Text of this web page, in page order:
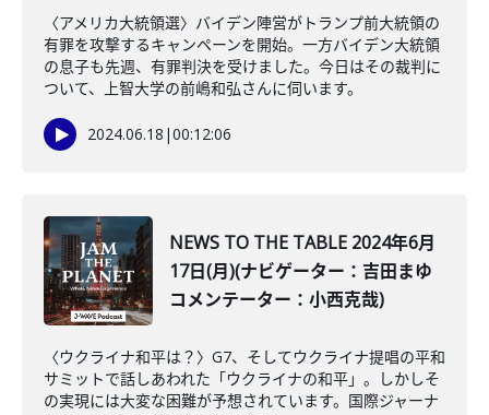
〈アメリカ大統領選〉バイデン陣営がトランプ前大統領の
有罪を攻撃するキャンペーンを開始。一方バイデン大統領
の息子も先週、有罪判決を受けました。今日はその裁判に
ついて、上智大学の前嶋和弘さんに伺います。
2024.06.18 |00:12:06
NEWS TO THE TABLE 2024年6月
17日(月)(ナビゲーター：吉田まゆ
コメンテーター：小西克哉)
〈ウクライナ和平は？〉G7、そしてウクライナ提唱の平和
サミットで話しあわれた「ウクライナの和平」。しかしそ
の実現には大変な困難が予想されています。国際ジャーナ